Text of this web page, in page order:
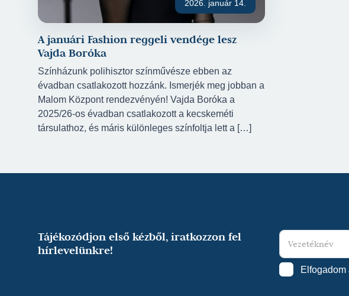
2026. január 14.
A januári Fashion reggeli vendége lesz
Vajda Boróka
Színházunk polihisztor színművésze ebben az
évadban csatlakozott hozzánk. Ismerjék meg jobban a
Malom Központ rendezvényén! Vajda Boróka a
2025/26-os évadban csatlakozott a kecskeméti
társulathoz, és máris különleges színfoltja lett a […]
Tájékozódjon első kézből, iratkozzon fel
hírlevelünkre!
Elfogadom